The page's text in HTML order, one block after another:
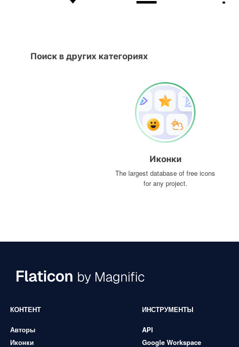
Поиск в других категориях
Иконки
The largest database of free icons
for any project.
КОНТЕНТ
Авторы
Иконки
ИНСТРУМЕНТЫ
API
Google Workspace